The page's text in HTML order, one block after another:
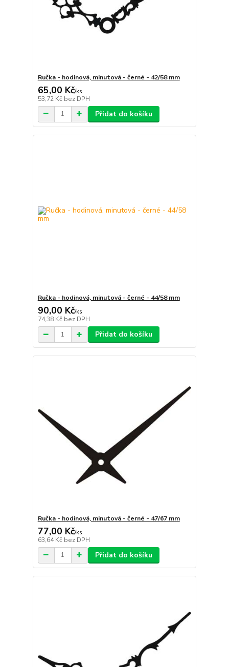
Ručka - hodinová, minutová - černé - 42/58 mm
65,00 Kč/ks
53,72 Kč bez DPH
Přidat do košíku
Ručka - hodinová, minutová - černé - 44/58 mm
90,00 Kč/ks
74,38 Kč bez DPH
Přidat do košíku
Ručka - hodinová, minutová - černé - 47/67 mm
77,00 Kč/ks
63,64 Kč bez DPH
Přidat do košíku